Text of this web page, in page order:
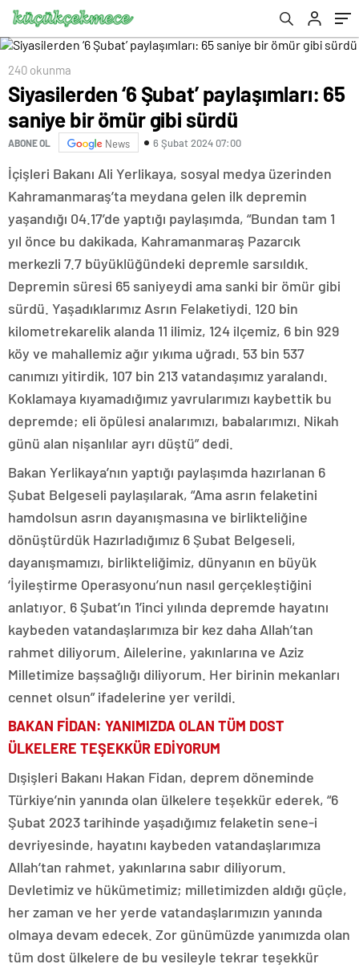
240 okunma
Siyasilerden ‘6 Şubat’ paylaşımları: 65
saniye bir ömür gibi sürdü
ABONE OL News 6 Şubat 2024 07:00
İçişleri Bakanı Ali Yerlikaya, sosyal medya üzerinden
Kahramanmaraş’ta meydana gelen ilk depremin
yaşandığı 04.17’de yaptığı paylaşımda, “Bundan tam 1
yıl önce bu dakikada, Kahramanmaraş Pazarcık
merkezli 7.7 büyüklüğündeki depremle sarsıldık.
Depremin süresi 65 saniyeydi ama sanki bir ömür gibi
sürdü. Yaşadıklarımız Asrın Felaketiydi. 120 bin
kilometrekarelik alanda 11 ilimiz, 124 ilçemiz, 6 bin 929
köy ve mahallemiz ağır yıkıma uğradı. 53 bin 537
canımızı yitirdik, 107 bin 213 vatandaşımız yaralandı.
Koklamaya kıyamadığımız yavrularımızı kaybettik bu
depremde; eli öpülesi analarımızı, babalarımızı. Nikah
günü alan nişanlılar ayrı düştü” dedi.
Bakan Yerlikaya’nın yaptığı paylaşımda hazırlanan 6
Şubat Belgeseli paylaşılarak, “Ama asrın felaketini
hamdolsun asrın dayanışmasına ve birlikteliğine
dönüştürdük Hazırladığımız 6 Şubat Belgeseli,
dayanışmamızı, birlikteliğimiz, dünyanın en büyük
‘İyileştirme Operasyonu’nun nasıl gerçekleştiğini
anlatıyor. 6 Şubat’ın 1’inci yılında depremde hayatını
kaybeden vatandaşlarımıza bir kez daha Allah’tan
rahmet diliyorum. Ailelerine, yakınlarına ve Aziz
Milletimize başsağlığı diliyorum. Her birinin mekanları
cennet olsun” ifadelerine yer verildi.
BAKAN FİDAN: YANIMIZDA OLAN TÜM DOST
ÜLKELERE TEŞEKKÜR EDİYORUM
Dışişleri Bakanı Hakan Fidan, deprem döneminde
Türkiye’nin yanında olan ülkelere teşekkür ederek, “6
Şubat 2023 tarihinde yaşadığımız felaketin sene-i
devriyesinde, hayatını kaybeden vatandaşlarımıza
Allah’tan rahmet, yakınlarına sabır diliyorum.
Devletimiz ve hükümetimiz; milletimizden aldığı güçle,
her zaman ve her yerde vatandaşlarımızın yanında
olmaya devam edecek. Zor günümüzde yanımızda olan
tüm dost ülkelere de bu vesileyle tekrar teşekkür